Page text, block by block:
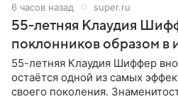
6 часов назад super.ru
55-летняя Клаудия
поклонников образом в
55-летняя Клаудия Шиффер
остаётся одной из самых
своего поколения.